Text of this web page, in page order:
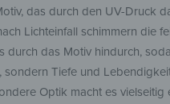
das durch den UV-Druck
Lichteinfall schimmern die
durch das Motiv hindurch,
sondern Tiefe und
Optik macht es vielseitig